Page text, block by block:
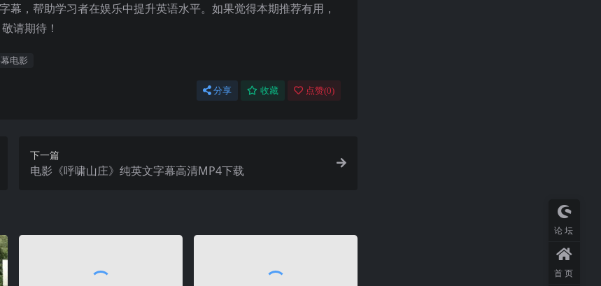
，帮助学习者在娱乐中提升英语水平。如果觉得本期推荐有用，
请期待！
电影
分享 收藏 点赞(0)
下一篇
电影《呼啸山庄》纯英文字幕高清MP4下载
论坛
首页